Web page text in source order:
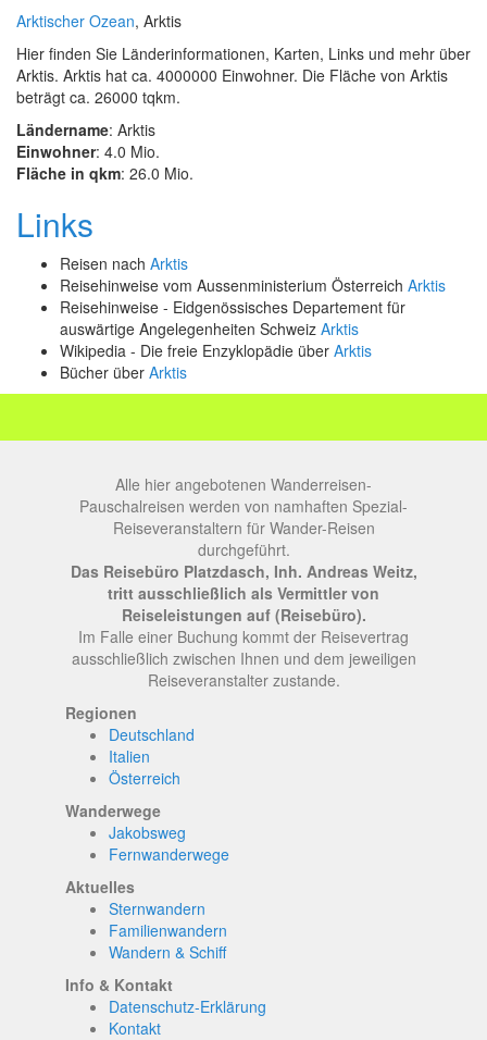
Arktischer Ozean, Arktis
Hier finden Sie Länderinformationen, Karten, Links und mehr über
Arktis. Arktis hat ca. 4000000 Einwohner. Die Fläche von Arktis
beträgt ca. 26000 tqkm.
Ländername: Arktis
Einwohner: 4.0 Mio.
Fläche in qkm: 26.0 Mio.
Links
Reisen nach Arktis
Reisehinweise vom Aussenministerium Österreich Arktis
Reisehinweise - Eidgenössisches Departement für
auswärtige Angelegenheiten Schweiz Arktis
Wikipedia - Die freie Enzyklopädie über Arktis
Bücher über Arktis
Alle hier angebotenen Wanderreisen-
Pauschalreisen werden von namhaften Spezial-
Reiseveranstaltern für Wander-Reisen
durchgeführt.
Das Reisebüro Platzdasch, Inh. Andreas Weitz,
tritt ausschließlich als Vermittler von
Reiseleistungen auf (Reisebüro).
Im Falle einer Buchung kommt der Reisevertrag
ausschließlich zwischen Ihnen und dem jeweiligen
Reiseveranstalter zustande.
Regionen
Deutschland
Italien
Österreich
Wanderwege
Jakobsweg
Fernwanderwege
Aktuelles
Sternwandern
Familienwandern
Wandern & Schiff
Info & Kontakt
Datenschutz-Erklärung
Kontakt